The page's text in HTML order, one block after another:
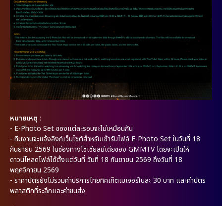
หมายเหตุ :
- E-Photo Set ของแต่ละรอบจะไม่เหมือนกัน
- ทีมงานจะแจ้งลิงก์เว็บไซต์สำหรับเข้ารับไฟล์ E-Photo Set ในวันที่ 18
กันยายน 2569 ในช่องทางโซเชียลมีเดียของ GMMTV โดยจะเปิดให้
ดาวน์โหลดไฟล์ได้ตั้งแต่วันที่ วันที่ 18 กันยายน 2569 ถึงวันที่ 18
พฤศจิกายน 2569
- ราคาบัตรยังไม่รวมค่าบริการไทยทิคเก็ตเมเจอร์ใบละ 30 บาท และค่าบัตร
พลาสติกที่ระลึกและค่าขนส่ง